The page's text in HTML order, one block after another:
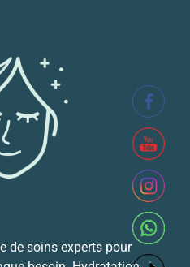
de soins experts pour